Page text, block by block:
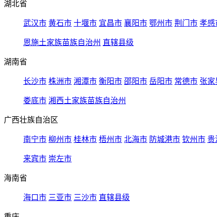
湖北省
武汉市 黄石市 十堰市 宜昌市 襄阳市 鄂州市 荆门市 孝感
恩施土家族苗族自治州 直辖县级
湖南省
长沙市 株洲市 湘潭市 衡阳市 邵阳市 岳阳市 常德市 张家
娄底市 湘西土家族苗族自治州
广西壮族自治区
南宁市 柳州市 桂林市 梧州市 北海市 防城港市 钦州市 贵
来宾市 崇左市
海南省
海口市 三亚市 三沙市 直辖县级